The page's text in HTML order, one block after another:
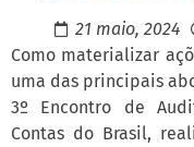
21 maio, 2024
Como materializar
uma das principais
3º Encontro de
Contas do Brasil,